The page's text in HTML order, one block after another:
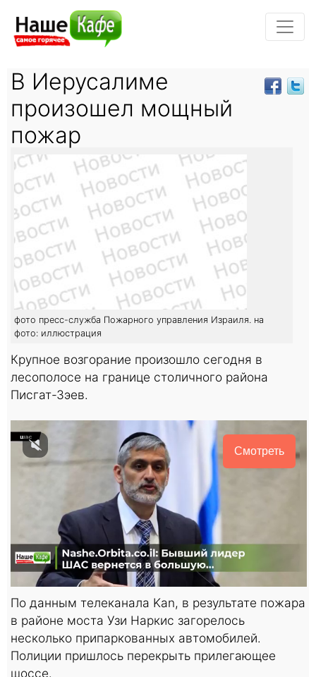
В Иерусалиме
произошел мощный
пожар
фото пресс-служба Пожарного управления Израиля. на
фото: иллюстрация
Крупное возгорание произошло сегодня в
лесополосе на границе столичного района
Писгат-Зэев.
Смотреть
По данным телеканала Kan, в результате пожара
в районе моста Узи Наркис загорелось
несколько припаркованных автомобилей.
Полиции пришлось перекрыть прилегающее
шоссе.